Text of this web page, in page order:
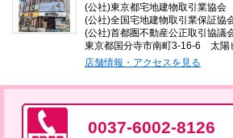
(公社)東京都宅地建物取引業協会
(公社)全国宅地建物取引業保証協
(公社)首都圏不動産公正取引協議
東京都国分寺市南町3-16-6 太陽
店舗情報・アクセスを見る
0037-6002-8126